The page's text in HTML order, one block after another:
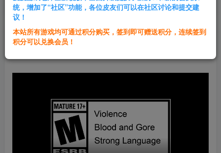
登录购买
群主1号
统，增加了“社区”功能，各位皮友们可以在社区讨论和提交建
议！
本站所有游戏均可通过积分购买，签到即可赠送积分，连续签到
积分可以兑换会员！